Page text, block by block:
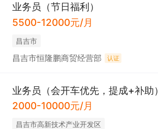
业务员（节日福利）
5500-12000元/月
昌吉市
昌吉市恒隆鹏商贸经营部 认证
业务员（会开车优先，提成+补助）
2000-10000元/月
昌吉市高新技术产业开发区